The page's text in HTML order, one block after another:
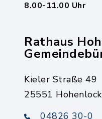
8.00-11.00 Uhr
Rathaus
Kieler Straße 49
25551
04826 30-0